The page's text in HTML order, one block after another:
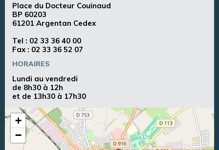
Place du Docteur Couinaud
BP 60203
61201 Argentan Cedex
Tel : 02 33 36 40 00
Fax : 02 33 36 52 07
HORAIRES
Lundi au vendredi
de 8h30 à 12h
et de 13h30 à 17h30
+
−